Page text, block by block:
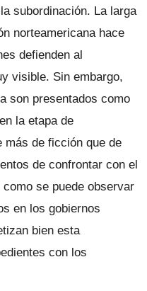
subordinación. La larga
norteamericana hace
defienden al
visible. Sin embargo,
son presentados como
la etapa de
más de ficción que de
de confrontar con el
se puede observar
en los gobiernos
bien esta
con los